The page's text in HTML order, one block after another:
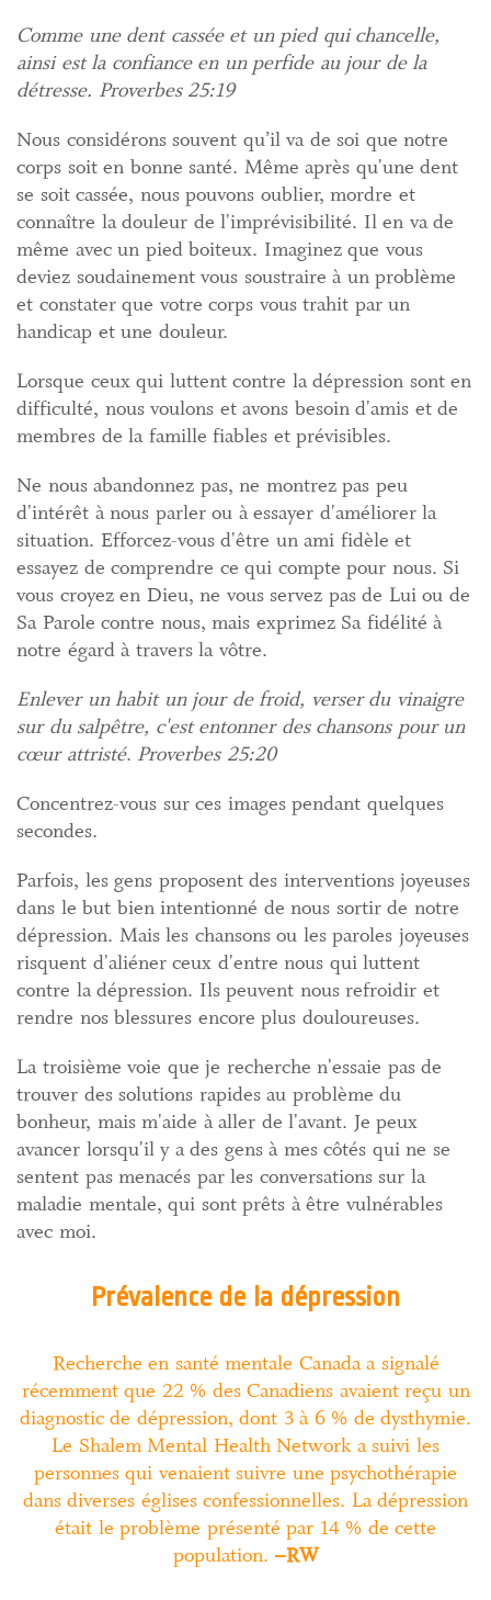
Comme une dent cassée et un pied qui chancelle,
ainsi est la confiance en un perfide au jour de la
détresse. Proverbes 25:19
Nous considérons souvent qu’il va de soi que notre
corps soit en bonne santé. Même après qu'une dent
se soit cassée, nous pouvons oublier, mordre et
connaître la douleur de l'imprévisibilité. Il en va de
même avec un pied boiteux. Imaginez que vous
deviez soudainement vous soustraire à un problème
et constater que votre corps vous trahit par un
handicap et une douleur.
Lorsque ceux qui luttent contre la dépression sont en
difficulté, nous voulons et avons besoin d'amis et de
membres de la famille fiables et prévisibles.
Ne nous abandonnez pas, ne montrez pas peu
d'intérêt à nous parler ou à essayer d'améliorer la
situation. Efforcez-vous d'être un ami fidèle et
essayez de comprendre ce qui compte pour nous. Si
vous croyez en Dieu, ne vous servez pas de Lui ou de
Sa Parole contre nous, mais exprimez Sa fidélité à
notre égard à travers la vôtre.
Enlever un habit un jour de froid, verser du vinaigre
sur du salpêtre, c'est entonner des chansons pour un
cœur attristé. Proverbes 25:20
Concentrez-vous sur ces images pendant quelques
secondes.
Parfois, les gens proposent des interventions joyeuses
dans le but bien intentionné de nous sortir de notre
dépression. Mais les chansons ou les paroles joyeuses
risquent d'aliéner ceux d'entre nous qui luttent
contre la dépression. Ils peuvent nous refroidir et
rendre nos blessures encore plus douloureuses.
La troisième voie que je recherche n'essaie pas de
trouver des solutions rapides au problème du
bonheur, mais m'aide à aller de l'avant. Je peux
avancer lorsqu'il y a des gens à mes côtés qui ne se
sentent pas menacés par les conversations sur la
maladie mentale, qui sont prêts à être vulnérables
avec moi.
Prévalence de la dépression
Recherche en santé mentale Canada a signalé
récemment que 22 % des Canadiens avaient reçu un
diagnostic de dépression, dont 3 à 6 % de dysthymie.
Le Shalem Mental Health Network a suivi les
personnes qui venaient suivre une psychothérapie
dans diverses églises confessionnelles. La dépression
était le problème présenté par 14 % de cette
population. –RW